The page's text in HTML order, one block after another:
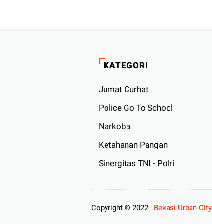
KATEGORI
Jumat Curhat
Police Go To School
Narkoba
Ketahanan Pangan
Sinergitas TNI - Polri
Copyright © 2022 - Bekasi Urban City